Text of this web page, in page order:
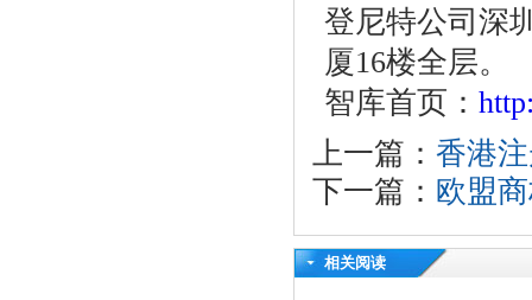
登尼特公司深
厦16楼全层。
智库首页：
上一篇： 香港
下一篇： 欧盟
相关阅读